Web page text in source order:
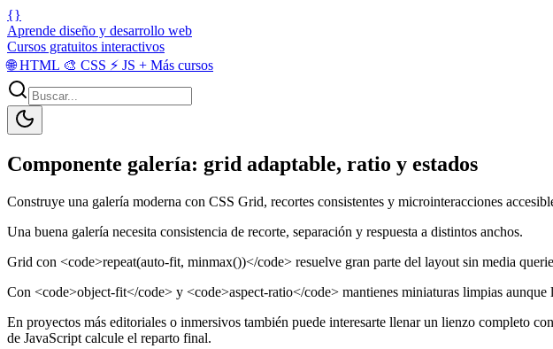
{}
Aprende diseño y desarrollo web
Cursos gratuitos interactivos
🌐HTML 🎨 CSS ⚡ JS + Más cursos
Componente galería: grid adaptable, ratio y estados
Construye una galería moderna con CSS Grid, recortes consistentes y microinteracciones
Una buena galería necesita consistencia de recorte, separación y respuesta a distintos anchos.
Grid con <code>repeat(auto-fit, minmax())</code> resuelve gran parte del layout sin media
Con <code>object-fit</code> y <code>aspect-ratio</code> mantienes miniaturas limpias aunque
En proyectos más editoriales o inmersivos también puede interesarte llenar un lienzo completo
de JavaScript calcule el reparto final.